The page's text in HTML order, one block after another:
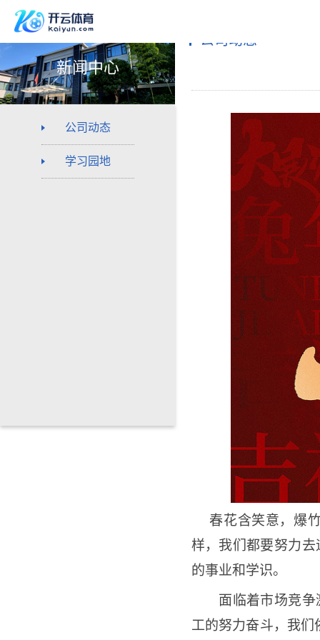
新闻中心
公司动态
学习园地
公司动态
春花含笑意，爆
样，我们都要努力
的事业和学识。
面临着市场竞争激
工的努力奋斗，我